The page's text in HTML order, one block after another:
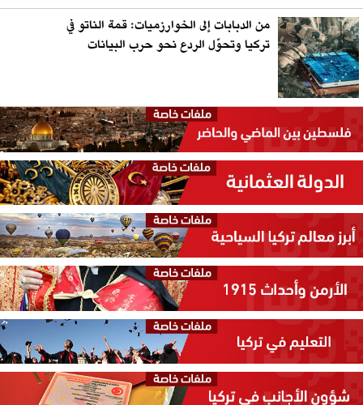
من الدبابات إلى الخوارزميات: قمة الناتو في
تركيا وتحوّل الردع نحو حرب البيانات